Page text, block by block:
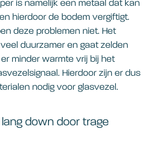
is namelijk een metaal dat kan
hierdoor de bodem vergiftigt.
deze problemen niet. Het
duurzamer en gaat zelden
minder warmte vrij bij het
Hierdoor zijn er dus
nodig voor glasvezel.
down door trage